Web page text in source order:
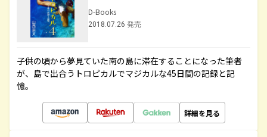
D-Books
2018.07.26 発売
子供の頃から夢見ていた南の島に滞在することになった筆者
が、島で出合うトロピカルでマジカルな45日間の記録と記
憶。
詳細を見る